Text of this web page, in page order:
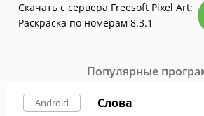
Скачать с сервера Freesoft Pixel Art:
Раскраска по номерам 8.3.1
Популярные
Android Слова